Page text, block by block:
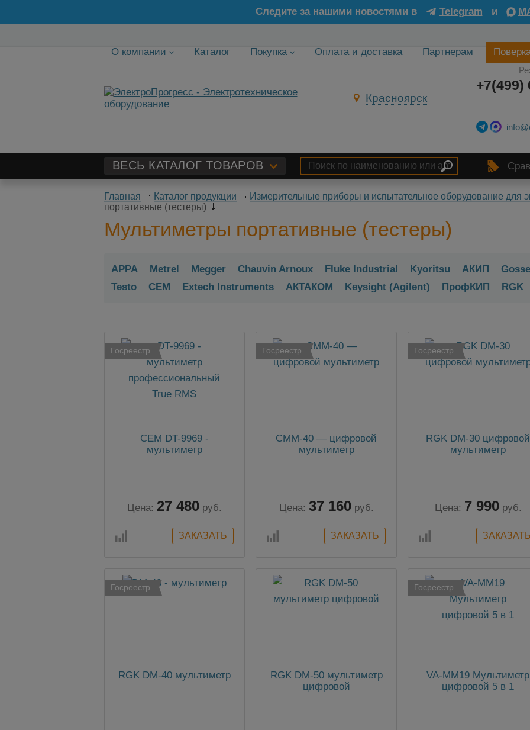
Следите за нашими новостями в Telegram и
О компании Каталог Покупка Оплата и доставка Партнерам
Красноярск
+7(499)
ВЕСЬ КАТАЛОГ ТОВАРОВ
Главная Каталог продукции
Измерительные приборы и испытательное оборудование для
портативные (тестеры)
Мультиметры портативные (тестеры)
APPA Metrel Megger Chauvin Arnoux Fluke Industrial Kyoritsu АКИП
Testo
CEM Extech Instruments АКТАКОМ Keysight (Agilent) ПрофКИП RGK
Госреестр
CEM DT-9969 -
мультиметр
Цена: 27 480 руб.
Госреестр
CMM-40 — цифровой
мультиметр
Цена: 37 160 руб.
Госреестр
RGK DM-30 цифровой
мультиметр
Цена: 7 990 руб.
Госреестр
RGK DM-40 мультиметр
RGK DM-50 мультиметр
цифровой
Госреестр
VA-MM19 Мультиметр
цифровой 5 в 1